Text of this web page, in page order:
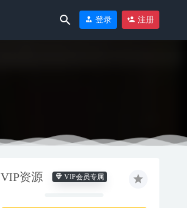
登录 注册
VIP资源 VIP会员专属